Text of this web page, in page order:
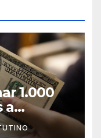
1.000
a
de